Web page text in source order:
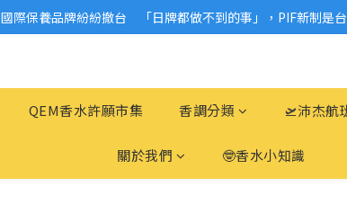
2026美妝小樣、試用品變少？PIF化妝品身分證7月上路！消
國際保養品牌紛紛撤台　「日牌都做不到的事」，PIF新制是
QEM香水許願市集 香調分類 🛫沛杰航
關於我們 🤓香水小知識